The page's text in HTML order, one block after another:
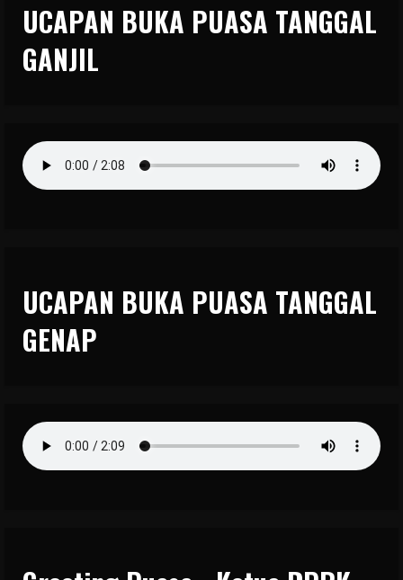
UCAPAN BUKA PUASA TANGGAL
GANJIL
UCAPAN BUKA PUASA TANGGAL
GENAP